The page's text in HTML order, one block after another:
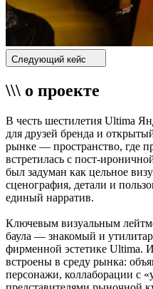
Следующий кейс
\\\ о проекте
В честь шестилетия Ultima
для друзей бренда и
рынке — пространство, где
встретилась с пост-
был задуман как цельное
сценография, детали и
единый нарратив.
Ключевым визуальным
баула — знакомый и
фирменной эстетике Ultima.
встроены в среду рынка:
персонажи, коллаборации с